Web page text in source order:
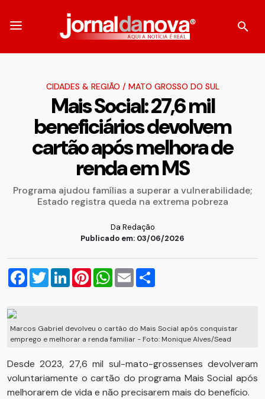
CIDADES & REGIÃO / MATO GROSSO DO SUL
Mais Social: 27,6 mil
beneficiários devolvem
cartão após melhora de
renda em MS
Programa ajudou famílias a superar a vulnerabilidade;
Estado registra queda na extrema pobreza
Da Redação
Publicado em: 03/06/2026
Facebook
TwitterLinkedInPinterestWhatsApp
Email
Marcos Gabriel devolveu o cartão do Mais Social após conquistar
emprego e melhorar a renda familiar - Foto: Monique Alves/Sead
Desde 2023, 27,6 mil sul-mato-grossenses devolveram
voluntariamente o cartão do programa Mais Social após
melhorarem de vida e não precisarem mais do benefício.